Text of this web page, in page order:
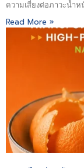
ความเสี่ยงต่อภาวะน้ำ
Read More »